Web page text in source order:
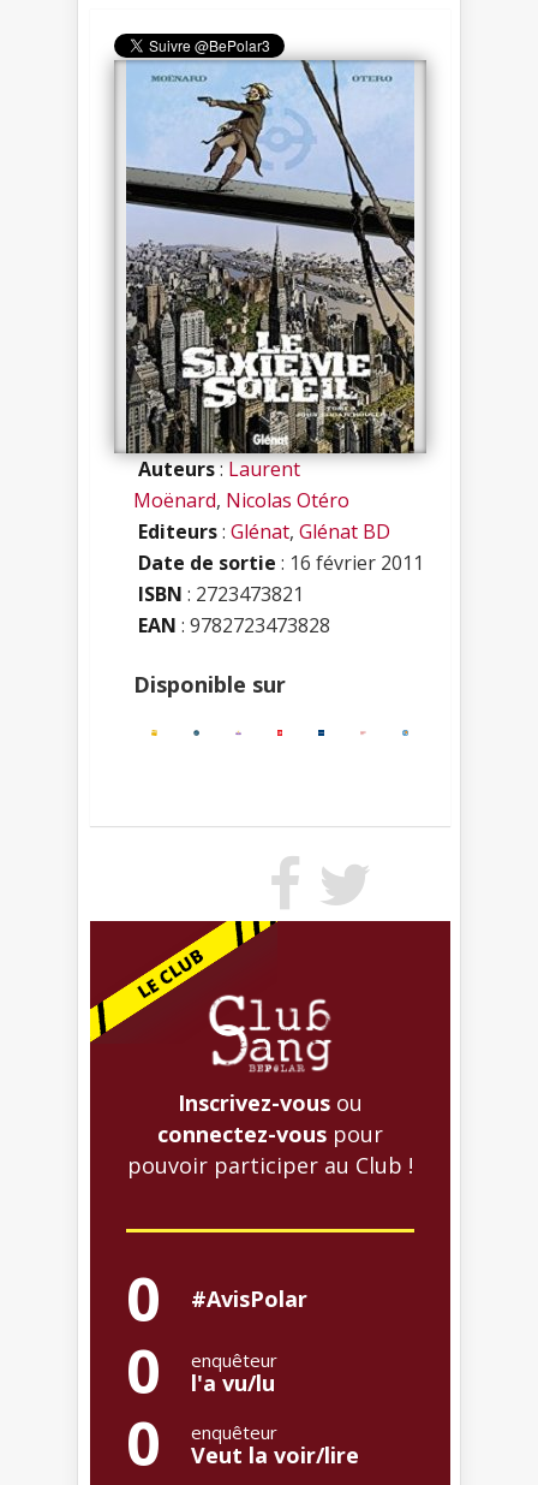
Auteurs:Laurent
Moënard, Nicolas Otéro
Editeurs: Glénat, Glénat BD
Date de sortie : 16 février 2011
ISBN : 2723473821
EAN : 9782723473828
Disponible sur
Inscrivez-vous ou
connectez-vous pour
pouvoir participer au Club !
0 #AvisPolar
0 enquêteur
l'a vu/lu
0 enquêteur
Veut la voir/lire